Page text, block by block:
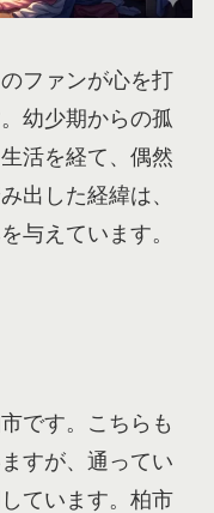
ファンが心を打
幼少期からの孤
活を経て、偶然
出した経緯は、
与えています。
です。こちらも
すが、通ってい
ています。柏市